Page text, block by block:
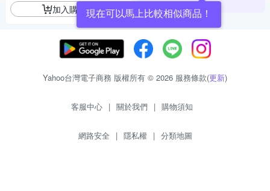
加入購物車現在可以馬上比較相似商品！
Yahoo台灣電子商務 版權所有 © 2026 服務條款(更新)
客服中心 | 關於我們 | 購物須知
網路安全 | 隱私權 | 分類地圖